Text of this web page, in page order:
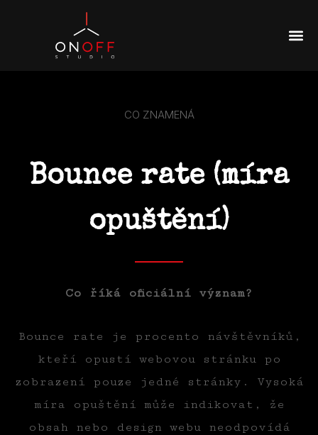
CO ZNAMENÁ
Bounce rate (míra
opuštění)
Co říká oficiální význam?
Bounce rate je procento návštěvníků,
kteří opustí webovou stránku po
zobrazení pouze jedné stránky. Vysoká
míra opuštění může indikovat, že
obsah nebo design webu neodpovídá